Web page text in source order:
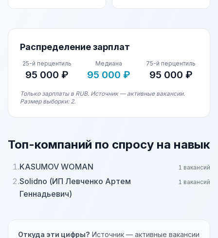
Распределение зарплат
25-й перцентиль
95 000 ₽
Медиана
95 000 ₽
75-й перцентиль
95 000 ₽
Только зарплаты в RUB. Источник — активные вакансии.
Размер выборки: 2.
Топ-компаний по спросу на навык
1.KASUMOV WOMAN 1 вакансий
2.Solidno (ИП Левченко Артем
Геннадьевич)
1 вакансий
Откуда эти цифры? Источник — активные вакансии